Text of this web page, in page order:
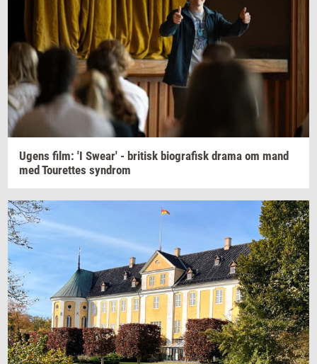
Ugens film: 'I Swear' - bri­tisk bi­o­gra­fisk drama om mand
medTou­ret­tes syn­drom